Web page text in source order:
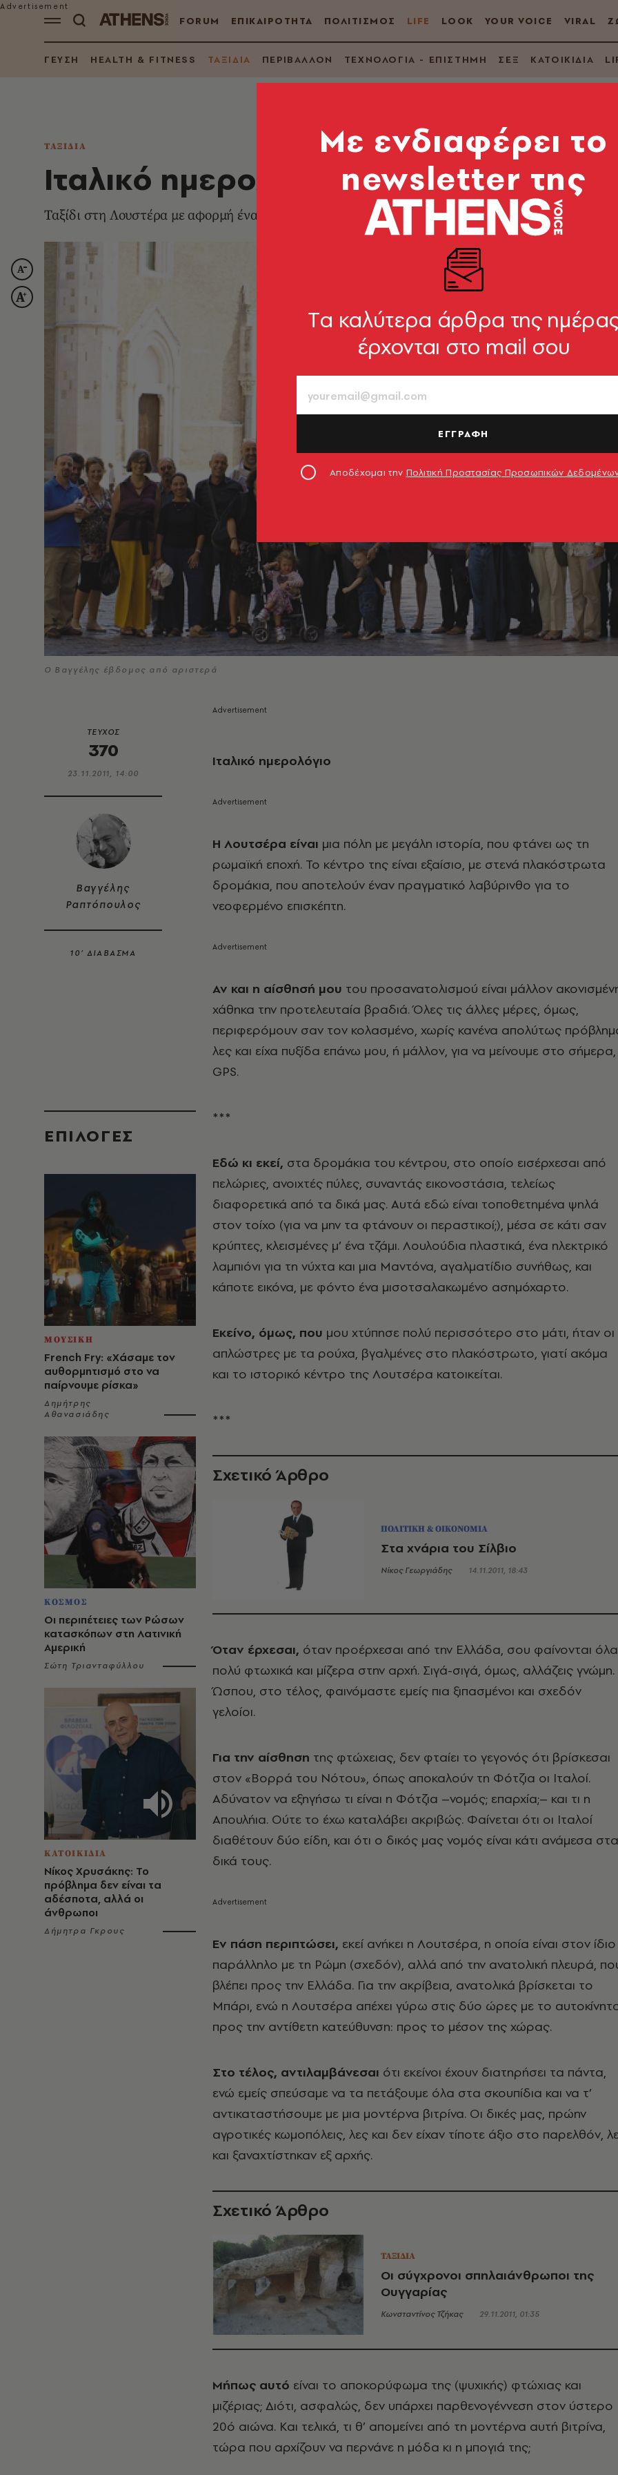
FORUM ΕΠΙΚΑΙΡΟΤΗΤΑ ΠΟΛΙΤΙΣΜΟΣ LIFE LOOK YOUR VOICE VIRAL
ΓΕΥΣΗ HEALTH & FITNESS ΤΑΞΙΔΙΑ ΠΕΡΙΒΑΛΛΟΝ ΤΕΧΝΟΛΟΓΙΑ - ΕΠΙΣΤΗΜΗ ΣΕΞ ΚΑΤΟΙΚΙΔΙΑ
ΤΑΞΙΔΙΑ
Ιταλικό ημερολόγιο
Ταξίδι στη Λουστέρα με αφορμή ένα Φεστιβάλ Μεσογειακής Λογοτεχνίας
Ο Βαγγέλης έβδομος από αριστερά
ΤΕΥΧΟΣ
370
23.11.2011, 14:00
Βαγγέλης
Ραπτόπουλος
10’ ΔΙΑΒΑΣΜΑ
EΠΙΛΟΓΈΣ
ΜΟΥΣΙΚΗ
French Fry: «Χάσαμε τον
αυθορμητισμό στο να
παίρνουμε ρίσκα»
Δημήτρης
Αθανασιάδης
ΚΟΣΜΟΣ
Οι περιπέτειες των Ρώσων
κατασκόπων στη Λατινική
Αμερική
Σώτη Τριανταφύλλου
ΚΑΤΟΙΚΙΔΙΑ
Νίκος Χρυσάκης: Το
πρόβλημα δεν είναι τα
αδέσποτα, αλλά οι
άνθρωποι
Δήμητρα Γκρους
Ιταλικό ημερολόγιο
Η Λουτσέρα είναι μια πόλη με μεγάλη ιστορία, που φτάνει ως τη
ρωμαϊκή εποχή. Το κέντρο της είναι εξαίσιο, με στενά πλακόστρωτα
δρομάκια, που αποτελούν έναν πραγματικό λαβύρινθο για το
νεοφερμένο επισκέπτη.
Αν και η αίσθησή μου του προσανατολισμού είναι μάλλον
χάθηκα την προτελευταία βραδιά. Όλες τις άλλες μέρες, όμως,
περιφερόμουν σαν τον κολασμένο, χωρίς κανένα απολύτως
λες και είχα πυξίδα επάνω μου, ή μάλλον, για να μείνουμε στο σήμερα,
GPS.
***
Εδώ κι εκεί, στα δρομάκια του κέντρου, στο οποίο εισέρχεσαι από
πελώριες, ανοιχτές πύλες, συναντάς εικονοστάσια, τελείως
διαφορετικά από τα δικά μας. Αυτά εδώ είναι τοποθετημένα ψηλά
στον τοίχο (για να μην τα φτάνουν οι περαστικοί;), μέσα σε κάτι σαν
κρύπτες, κλεισμένες μ’ ένα τζάμι. Λουλούδια πλαστικά, ένα ηλεκτρικό
λαμπιόνι για τη νύχτα και μια Μαντόνα, αγαλματίδιο συνήθως, και
κάποτε εικόνα, με φόντο ένα μισοτσαλακωμένο ασημόχαρτο.
Εκείνο, όμως, που μου χτύπησε πολύ περισσότερο στο μάτι, ήταν οι
απλώστρες με τα ρούχα, βγαλμένες στο πλακόστρωτο, γιατί ακόμα
και το ιστορικό κέντρο της Λουτσέρα κατοικείται.
***
Σχετικό Άρθρο
ΠΟΛΙΤΙΚΗ & ΟΙΚΟΝΟΜΙΑ
Στα χνάρια του Σίλβιο
Νίκος Γεωργιάδης 14.11.2011, 18:43
Όταν έρχεσαι, όταν προέρχεσαι από την Ελλάδα, σου φαίνονται όλα
πολύ φτωχικά και μίζερα στην αρχή. Σιγά-σιγά, όμως, αλλάζεις γνώμη.
Ώσπου, στο τέλος, φαινόμαστε εμείς πια ξιπασμένοι και σχεδόν
γελοίοι.
Για την αίσθηση της φτώχειας, δεν φταίει το γεγονός ότι βρίσκεσαι
στον «Βορρά του Νότου», όπως αποκαλούν τη Φότζια οι Ιταλοί.
Αδύνατον να εξηγήσω τι είναι η Φότζια –νομός; επαρχία;– και τι η
Απουλήια. Ούτε το έχω καταλάβει ακριβώς. Φαίνεται ότι οι Ιταλοί
διαθέτουν δύο είδη, και ότι ο δικός μας νομός είναι κάτι ανάμεσα στα
δικά τους.
Εν πάση περιπτώσει, εκεί ανήκει η Λουτσέρα, η οποία είναι στον ίδιο
παράλληλο με τη Ρώμη (σχεδόν), αλλά από την ανατολική πλευρά,
βλέπει προς την Ελλάδα. Για την ακρίβεια, ανατολικά βρίσκεται το
Μπάρι, ενώ η Λουτσέρα απέχει γύρω στις δύο ώρες με το
προς την αντίθετη κατεύθυνση: προς το μέσον της χώρας.
Στο τέλος, αντιλαμβάνεσαι ότι εκείνοι έχουν διατηρήσει τα πάντα,
ενώ εμείς σπεύσαμε να τα πετάξουμε όλα στα σκουπίδια και να τ’
αντικαταστήσουμε με μια μοντέρνα βιτρίνα. Οι δικές μας, πρώην
αγροτικές κωμοπόλεις, λες και δεν είχαν τίποτε άξιο στο παρελθόν,
και ξαναχτίστηκαν εξ αρχής.
Σχετικό Άρθρο
ΤΑΞΙΔΙΑ
Οι σύγχρονοι σπηλαιάνθρωποι της
Ουγγαρίας
Κωνσταντίνος Τζήκας 29.11.2011, 01:35
Μήπως αυτό είναι το αποκορύφωμα της (ψυχικής) φτώχιας και
μιζέριας; Διότι, ασφαλώς, δεν υπάρχει παρθενογέννεση στον ύστερο
20ό αιώνα. Και τελικά, τι θ’ απομείνει από τη μοντέρνα αυτή βιτρίνα,
τώρα που αρχίζουν να περνάνε η μόδα κι η μπογιά της;
Mε ενδιαφέρει το
newsletter της
Tα καλύτερα άρθρα της
έρχονται στο mail σου
ΕΓΓΡΑΦΗ
Αποδέχομαι την Πολιτική Προστασίας Προσωπικών